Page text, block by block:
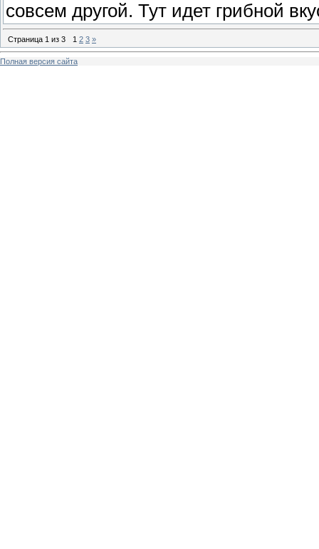
совсем другой. Тут идет грибной
Страница 1 из 3 1 2 3 »
Полная версия сайта